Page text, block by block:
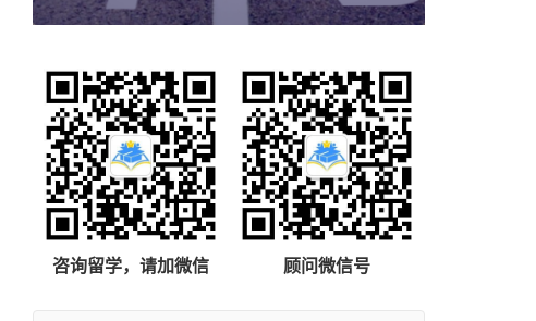
咨询留学，请加微信 顾问微信号